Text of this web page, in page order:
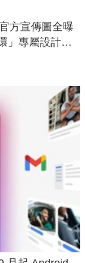
方宣傳圖全曝
」專屬設計、